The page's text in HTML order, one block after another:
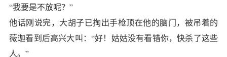
“我要是不放呢？”
他话刚说完，大胡子已掏出手枪顶在他的脑门，被吊着的
薇迦看到后高兴大叫：“好！姑姑没有看错你，快杀了这些
人。”